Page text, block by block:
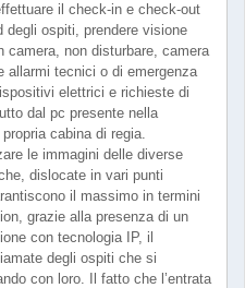
il check-in e check-out
degli ospiti, prendere visione
camera, non disturbare, camera
allarmi tecnici o di emergenza
elettrici e richieste di
dal pc presente nella
cabina di regia.
le immagini delle diverse
dislocate in vari punti
il massimo in termini
grazie alla presenza di un
con tecnologia IP, il
degli ospiti che si
con loro. Il fatto che l’entrata